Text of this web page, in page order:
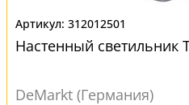
312012501
Настенный светильник
DeMarkt (Германия)